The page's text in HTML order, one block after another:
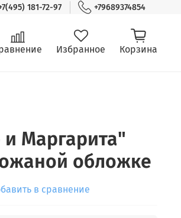
181-72-97 +79689374854
Избранное Корзина
Маргарита"
обложке
в сравнение